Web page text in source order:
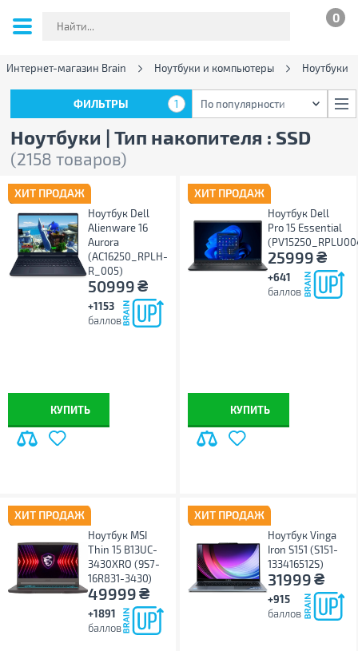
0
Интернет-магазин Brain Ноутбуки и компьютеры Ноутбуки
Ноутбуки | Тип накопителя : SSD
(2158 товаров)
ФИЛЬТРЫ 1 По популярности
ХИТ ПРОДАЖ
Ноутбук Dell
Alienware 16
Aurora
(AC16250_RPLH-
R_005)
50999₴
+1153
баллов
КУПИТЬ
ХИТ ПРОДАЖ
Ноутбук Dell
Pro 15 Essential
25999₴
+641
баллов
КУПИТЬ
ХИТ ПРОДАЖ
Ноутбук MSI
Thin 15 B13UC-
3430XRO (9S7-
16R831-3430)
49999₴
+1891
баллов
ХИТ ПРОДАЖ
Ноутбук Vinga
Iron S151 (S151-
133416512S)
31999₴
+915
баллов
ФИЛЬТРЫ 1 По популярности